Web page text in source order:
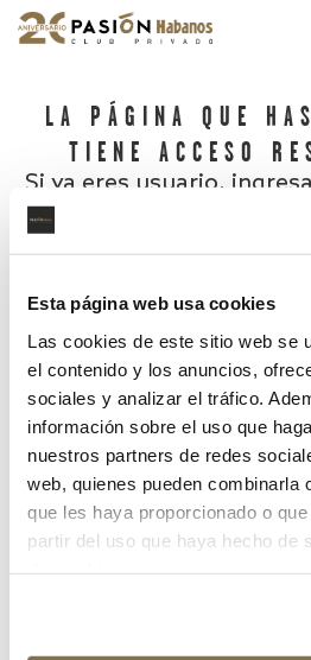
Esta página web usa cookies
Las cookies de este sitio web se
el contenido y los anuncios,
sociales y analizar el tráfico.
información sobre el uso que
nuestros partners de redes
web, quienes pueden combinarla
que les haya proporcionado o
partir del uso que haya hecho de
LA PÁGINA QUE
TIENE ACCESO
Si ya eres usuario,
¿Has olvidado tu contraseña?